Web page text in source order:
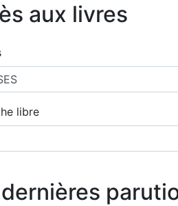
aux livres
libre